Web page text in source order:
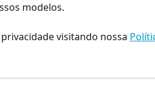
modelos.
visitando nossa